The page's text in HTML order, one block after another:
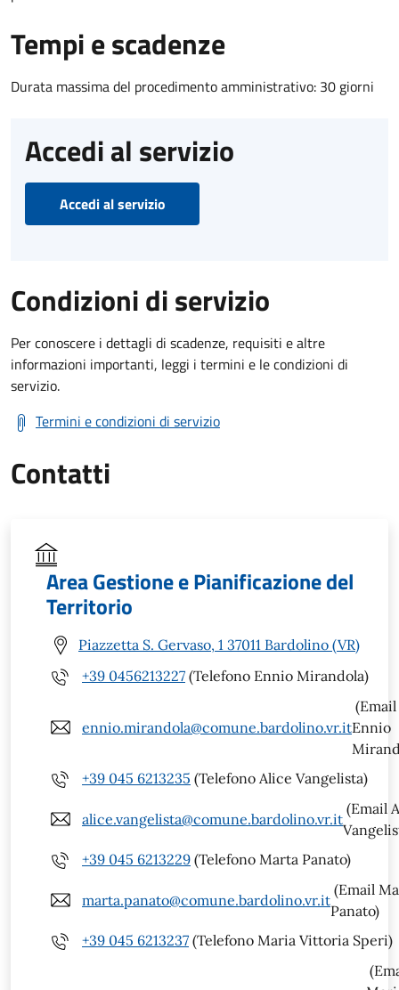
Tempi e scadenze
Durata massima del procedimento amministrativo: 30 giorni
Accedi al servizio
Accedi al servizio
Condizioni di servizio
Per conoscere i dettagli di scadenze, requisiti e altre
informazioni importanti, leggi i termini e le condizioni di
servizio.
Termini e condizioni di servizio
Contatti
Area Gestione e Pianificazione del
Territorio
Piazzetta S. Gervaso, 1 37011 Bardolino (VR)
+39 0456213227 (Telefono Ennio Mirandola)
ennio.mirandola@comune.bardolino.vr.it
(Email
Ennio
+39 045 6213235 (Telefono Alice Vangelista)
alice.vangelista@comune.bardolino.vr.it
(Email
+39 045 6213229 (Telefono Marta Panato)
marta.panato@comune.bardolino.vr.it
(Email
Panato)
+39 045 6213237 (Telefono Maria Vittoria Speri)